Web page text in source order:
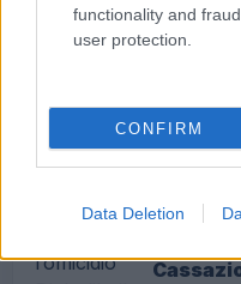
functionality and
user protection.
CONFIRM
Data Deletion
6 minuti fa
1 ora fa
Sette